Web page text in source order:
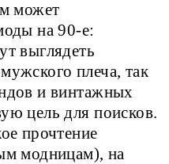
может
на 90-е:
выглядеть
плеча, так
и винтажных
цель для поисков.
прочтение
модницам), на